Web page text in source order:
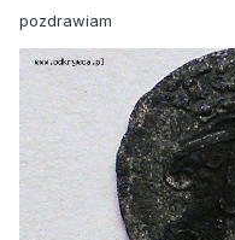
pozdrawiam